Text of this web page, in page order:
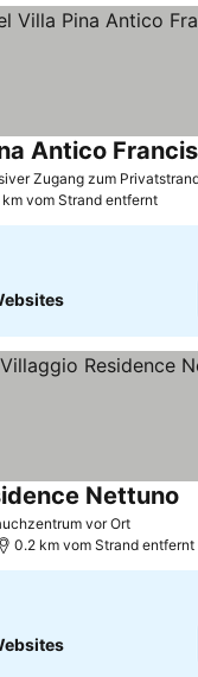
Zugang zum
Antico
vom Strand entfernt
vor OrtPreise
Nettuno
0.2 km vom Strand entfernt